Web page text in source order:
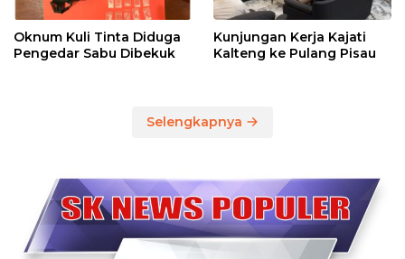
Oknum Kuli Tinta Diduga
Pengedar Sabu Dibekuk
Kunjungan Kerja Kajati
Kalteng ke Pulang Pisau
Selengkapnya